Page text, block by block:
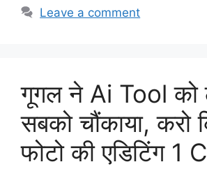
Leave a comment
गूगल ने Ai Tool को
सबको चौंकाया, करो
फोटो की एडिटिंग 1